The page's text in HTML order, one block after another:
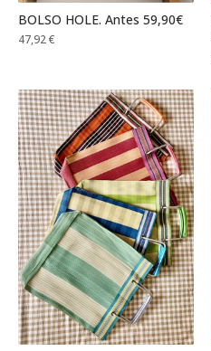
BOLSO HOLE. Antes 59,90€
47,92€